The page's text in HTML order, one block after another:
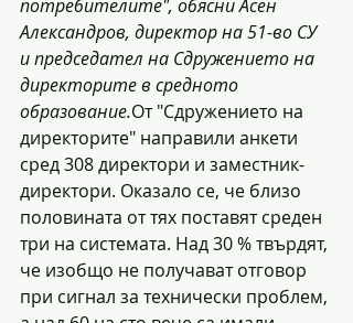
потребителите", обясни Асен
Александров, директор на 51-во СУ
и председател на Сдружението на
директорите в средното
образование.От "Сдружението на
директорите" направили анкети
сред 308 директори и заместник-
директори. Оказало се, че близо
половината от тях поставят среден
три на системата. Над 30 % твърдят,
че изобщо не получават отговор
при сигнал за технически проблем,